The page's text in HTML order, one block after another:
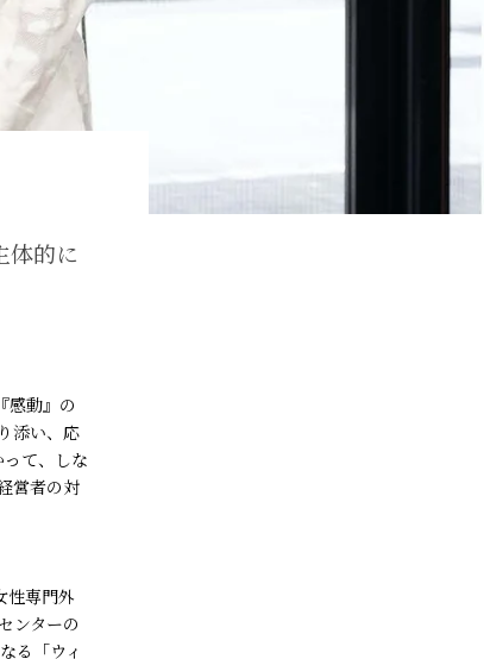
体的に
動』の
添い、応
て、しな
営者の対
性専門外
ンターの
る「ウィ